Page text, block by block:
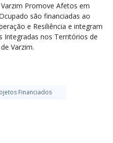
Promove Afetos em
são financiadas ao
e Resiliência e integram
Integradas nos Territórios de
Varzim.
Financiados